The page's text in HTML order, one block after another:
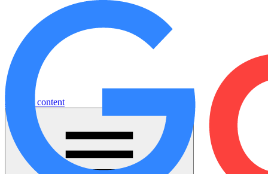
Jump to content